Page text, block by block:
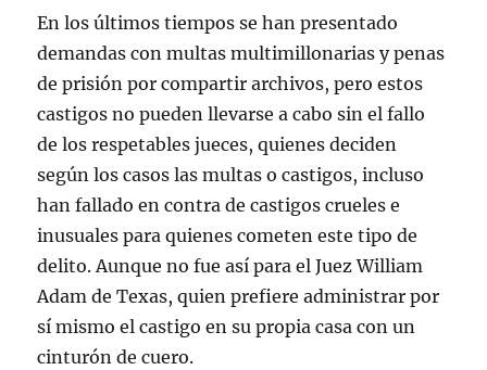
En los últimos tiempos se han presentado
demandas con multas multimillonarias y penas
de prisión por compartir archivos, pero estos
castigos no pueden llevarse a cabo sin el fallo
de los respetables jueces, quienes deciden
según los casos las multas o castigos, incluso
han fallado en contra de castigos crueles e
inusuales para quienes cometen este tipo de
delito. Aunque no fue así para el Juez William
Adam de Texas, quien prefiere administrar por
sí mismo el castigo en su propia casa con un
cinturón de cuero.